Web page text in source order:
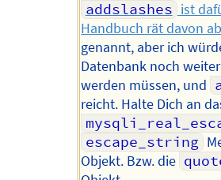
addslashes ist
Handbuch rät davon ab
genannt, aber ich
Datenbank noch
werden müssen, und
reicht. Halte Dich an
escape_string
Objekt. Bzw. die